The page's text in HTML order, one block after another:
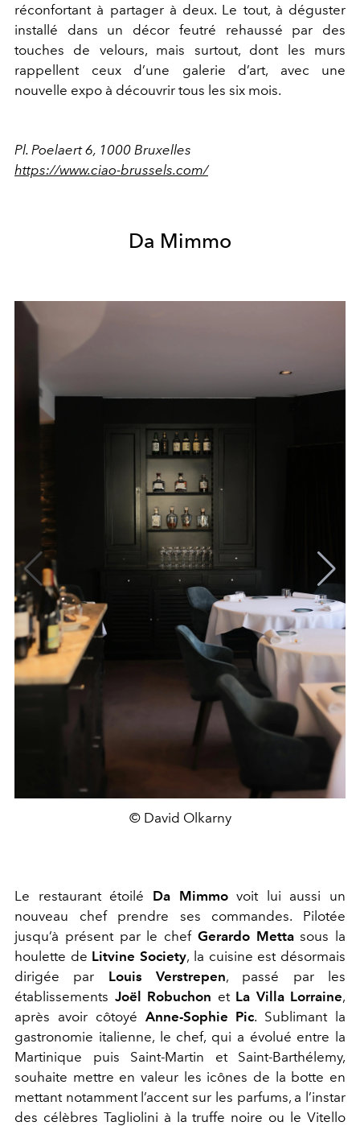
réconfortant à partager à deux. Le tout, à déguster
installé dans un décor feutré rehaussé par des
touches de velours, mais surtout, dont les murs
rappellent ceux d’une galerie d’art, avec une
nouvelle expo à découvrir tous les six mois.
Pl. Poelaert 6, 1000 Bruxelles
https://www.ciao-brussels.com/
Da Mimmo
© David Olkarny
Le restaurant étoilé Da Mimmovoit lui aussi un
nouveau chef prendre ses commandes. Pilotée
jusqu’à présent par le chef Gerardo Mettasous la
houlette de Litvine Society, la cuisine est désormais
dirigée par Louis Verstrepen, passé par les
établissements Joël Robuchon et La Villa Lorraine,
après avoir côtoyé Anne-Sophie Pic. Sublimant la
gastronomie italienne, le chef, qui a évolué entre la
Martinique puis Saint-Martin et Saint-Barthélemy,
souhaite mettre en valeur les icônes de la botte en
mettant notamment l’accent sur les parfums, a l’instar
des célèbres Tagliolini à la truffe noire ou le Vitello